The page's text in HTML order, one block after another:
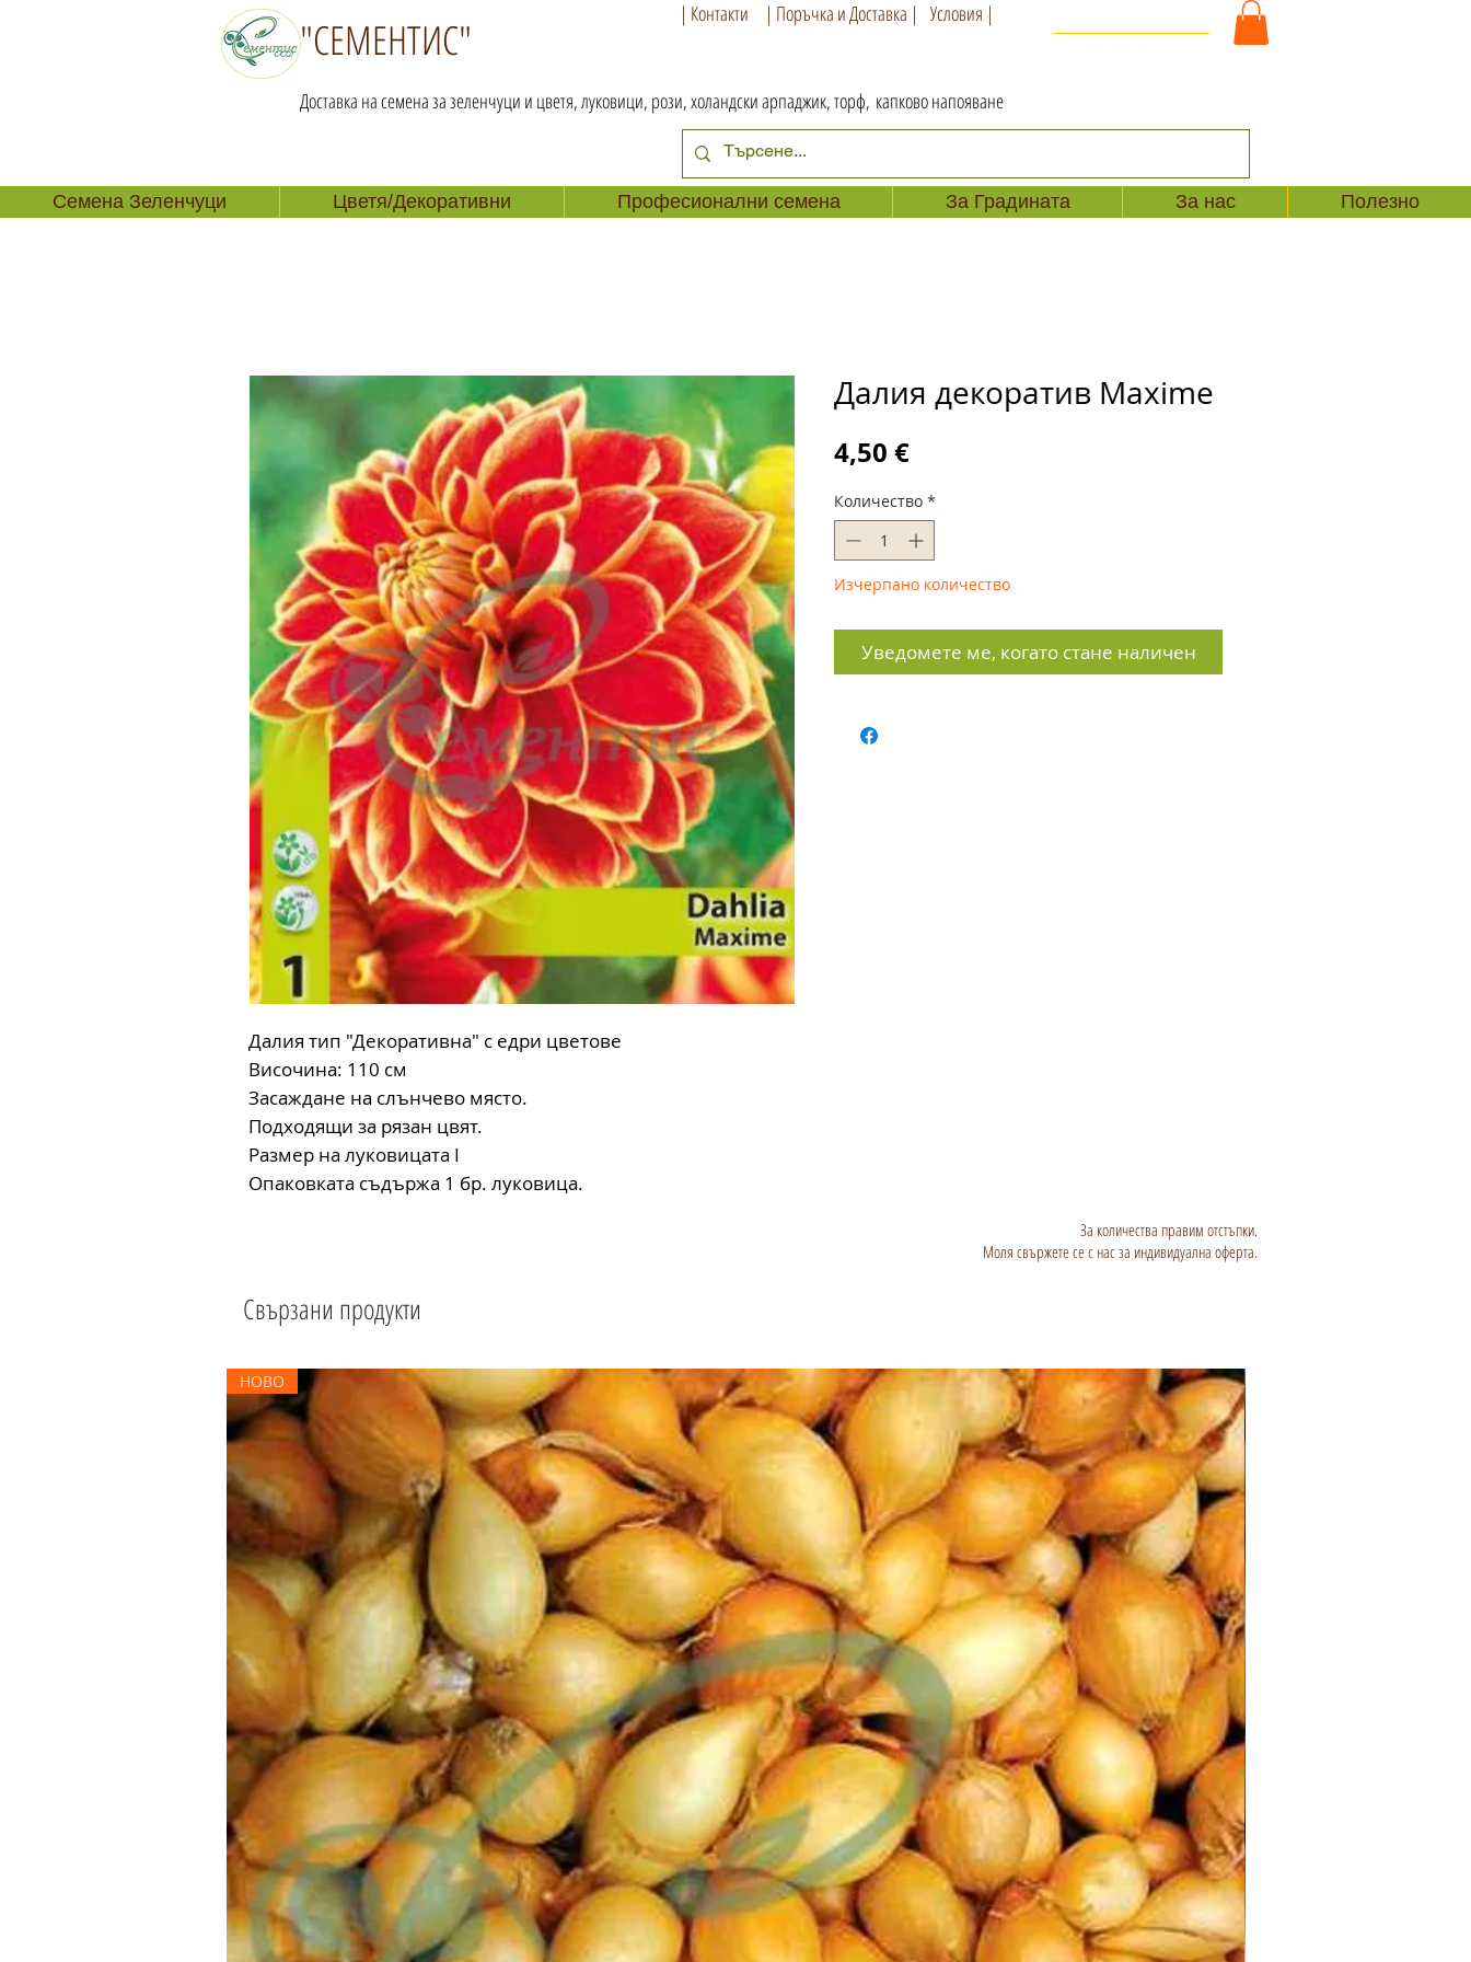
"СЕМЕНТИС"
Доставка на семена за зеленчуци и цветя, луковици, рози, холандски арпаджик, торф, капково напояване
| Поръчка и Доставка |
| Контакти Условия |
Семена Зеленчуци Цветя/Декоративни Професионални семена За Градината За нас Полезно
Далия тип "Декоративна" с едри цветове
Височина: 110 см
Засаждане на слънчево място.
Подходящи за рязан цвят.
Размер на луковицата I
Опаковката съдържа 1 бр. луковица.
Далия декоратив Maxime
4,50 €Цена
Количество *
Изчерпано количество
Уведомете ме, когато стане наличен
За количества правим отстъпки.
Моля свържете се с нас за индивидуална оферта.
Свързани продукти
НОВО